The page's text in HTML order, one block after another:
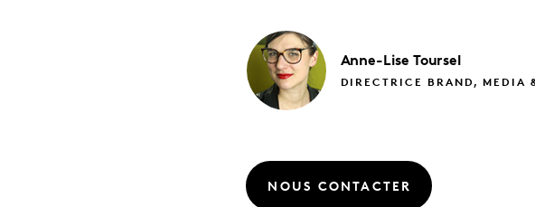
Anne-Lise Toursel
DIRECTRICE BRAND, MEDIA
NOUS CONTACTER